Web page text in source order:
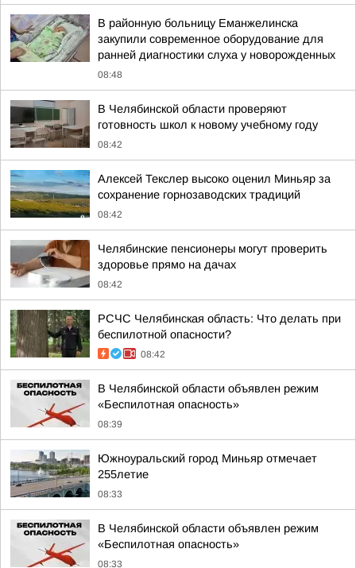
В районную больницу Еманжелинска
закупили современное оборудование для
ранней диагностики слуха у новорожденных
08:48
В Челябинской области проверяют
готовность школ к новому учебному году
08:42
Алексей Текслер высоко оценил Миньяр за
сохранение горнозаводских традиций
08:42
Челябинские пенсионеры могут проверить
здоровье прямо на дачах
08:42
РСЧС Челябинская область: Что делать при
беспилотной опасности?
08:42
В Челябинской области объявлен режим
«Беспилотная опасность»
08:39
Южноуральский город Миньяр отмечает
255летие
08:33
В Челябинской области объявлен режим
«Беспилотная опасность»
08:33